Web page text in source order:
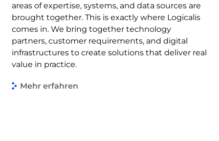
areas of expertise, systems, and data sources are
brought together. This is exactly where Logicalis
comes in. We bring together technology
partners, customer requirements, and digital
infrastructures to create solutions that deliver real
value in practice.
Mehr erfahren